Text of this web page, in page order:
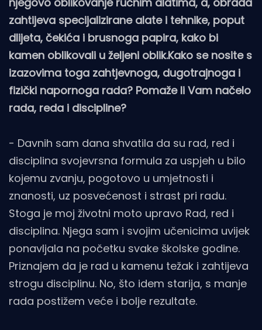
zahtijeva specijalizirane alate i tehnike, poput
dlijeta, čekića i brusnoga papira, kako bi
kamen oblikovali u željeni oblik.Kako se nosite s
izazovima toga zahtjevnoga, dugotrajnoga i
fizički napornoga rada? Pomaže li Vam načelo
rada, reda i discipline?
- Davnih sam dana shvatila da su rad, red i
disciplina svojevrsna formula za uspjeh u bilo
kojemu zvanju, pogotovo u umjetnosti i
znanosti, uz posvećenost i strast pri radu.
Stoga je moj životni moto upravo Rad, red i
disciplina. Njega sam i svojim učenicima uvijek
ponavljala na početku svake školske godine.
Priznajem da je rad u kamenu težak i zahtijeva
strogu disciplinu. No, što idem starija, s manje
rada postižem veće i bolje rezultate.